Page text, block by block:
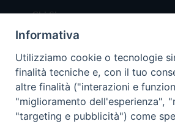
Chi Siamo
Redazione
Scrivici
Informativa
Utilizziamo cookie o tecnologie
finalità tecniche e, con il tuo
altre finalità ("interazioni e
"miglioramento dell'esperienza",
"targeting e pubblicità") come